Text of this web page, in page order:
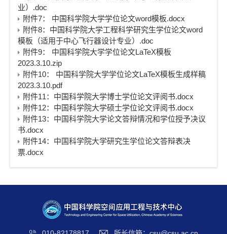
业）.doc
附件7： 中国科学院大学学位论文word模板.docx
附件8：中国科学院大学工程科学研究生学位论文word
模板（适用于中心飞行器设计专业）.doc
附件9： 中国科学院大学学位论文LaTeX模板
2023.3.10.zip
附件10： 中国科学院大学学位论文LaTeX模板生成样稿
2023.3.10.pdf
附件11：中国科学院大学博士学位论文评阅书.docx
附件12：中国科学院大学硕士学位论文评阅书.docx
附件13：中国科学院大学论文答辩情况和学位授予决议
书.docx
附件14：中国科学院大学研究生学位论文答辩表决
票.docx